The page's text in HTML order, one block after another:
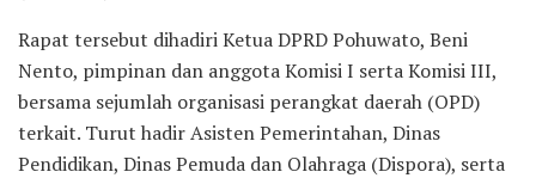
Rapat tersebut dihadiri Ketua DPRD Pohuwato, Beni
Nento, pimpinan dan anggota Komisi I serta Komisi III,
bersama sejumlah organisasi perangkat daerah (OPD)
terkait. Turut hadir Asisten Pemerintahan, Dinas
Pendidikan, Dinas Pemuda dan Olahraga (Dispora), serta